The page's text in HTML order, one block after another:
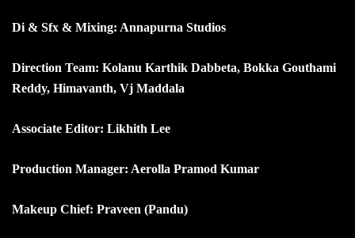
Di & Sfx & Mixing: Annapurna Studios
Direction Team: Kolanu Karthik Dabbeta, Bokka Gouthami
Reddy, Himavanth, Vj Maddala
Associate Editor: Likhith Lee
Production Manager: Aerolla Pramod Kumar
Makeup Chief: Praveen (Pandu)